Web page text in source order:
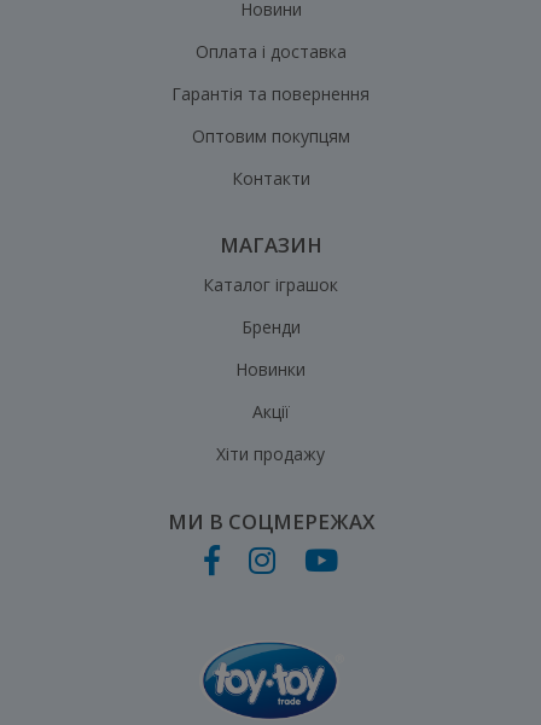
Новини
Оплата і доставка
Гарантія та повернення
Оптовим покупцям
Контакти
МАГАЗИН
Каталог іграшок
Бренди
Новинки
Акції
Хіти продажу
МИ В СОЦМЕРЕЖАХ